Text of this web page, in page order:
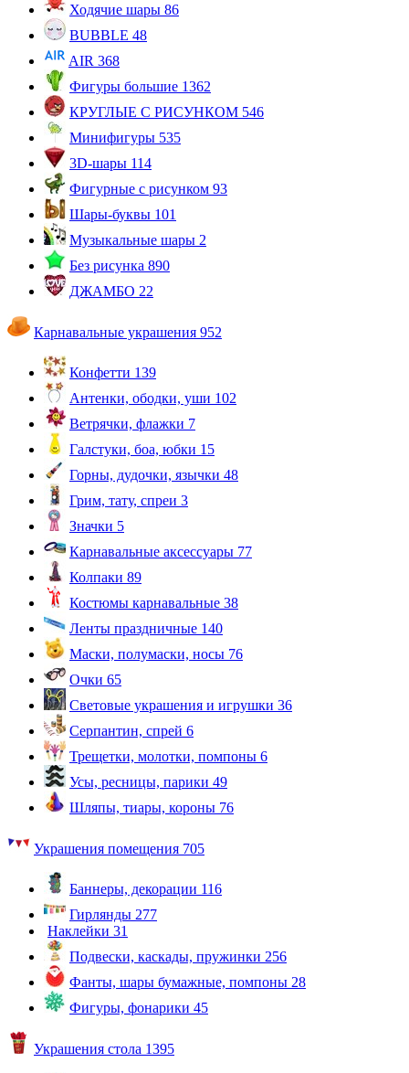
Ходячие шары 86
BUBBLE 48
AIR 368
Фигуры большие 1362
КРУГЛЫЕ С РИСУНКОМ 546
Минифигуры 535
3D-шары 114
Фигурные с рисунком 93
Шары-буквы 101
Музыкальные шары 2
Без рисунка 890
ДЖАМБО 22
Карнавальные украшения 952
Конфетти 139
Антенки, ободки, уши 102
Ветрячки, флажки 7
Галстуки, боа, юбки 15
Горны, дудочки, язычки 48
Грим, тату, спреи 3
Значки 5
Карнавальные аксессуары 77
Колпаки 89
Костюмы карнавальные 38
Ленты праздничные 140
Маски, полумаски, носы 76
Очки 65
Световые украшения и игрушки 36
Серпантин, спрей 6
Трещетки, молотки, помпоны 6
Усы, ресницы, парики 49
Шляпы, тиары, короны 76
Украшения помещения 705
Баннеры, декорации 116
Гирлянды 277
Наклейки 31
Подвески, каскады, пружинки 256
Фанты, шары бумажные, помпоны 28
Фигуры, фонарики 45
Украшения стола 1395